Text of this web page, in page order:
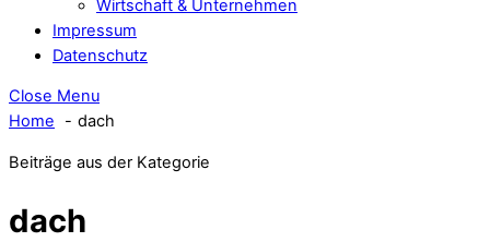
Wirtschaft & Unternehmen
Impressum
Datenschutz
Close Menu
Home
dach
Beiträge aus der Kategorie
dach